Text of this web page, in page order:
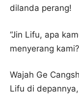
dilanda perang!
“Jin Lifu, apa
menyerang
Wajah Ge
Lifu di